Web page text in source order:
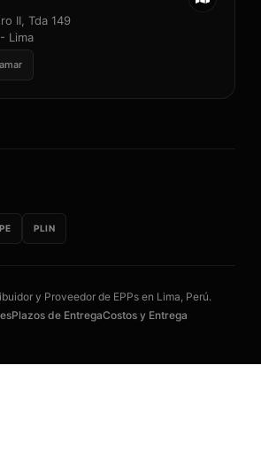
II, Tda 149
Lima
PLIN
y Proveedor de EPPs en Lima, Perú.
Plazos de EntregaCostos y Entrega